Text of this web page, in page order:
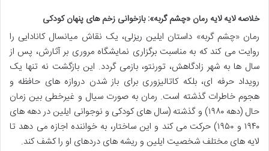
خلاصه لایه لایه رمان «چشم گربه»: بازخوانی زخم های پنهان کودکی
رمان «چشم گربه» داستان ایلین ریزلی، یک نقاش میانسال کانادایی را
روایت می کند که به مناسبت برگزاری نمایشگاه مروری بر آثارش، پس از
سال ها به شهر زادگاهش، تورنتو، بازمی گردد. این بازگشت نه تنها یک
رویداد حرفه ای، بلکه کاتالیزوری برای باز شدن دروازه های حافظه و
هجوم خاطرات گذشته است. رمان به صورت سیال و غیرخطی بین زمان
حال (دهه ۱۹۸۰) و گذشته (سال های کودکی و نوجوانی ایلین در دهه های
۱۹۴۰ و ۱۹۵۰) حرکت می کند و این ساختار، به خواننده اجازه می دهد تا
لایه های مختلف شخصیت ایلین و ریشه های دردهای او را کشف کند.